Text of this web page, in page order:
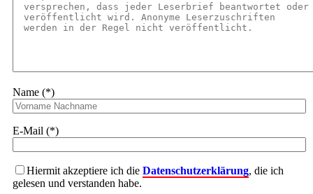
Name (*)
E-Mail (*)
Hiermit akzeptiere ich die Datenschutzerklärung, die ich
gelesen und verstanden habe.